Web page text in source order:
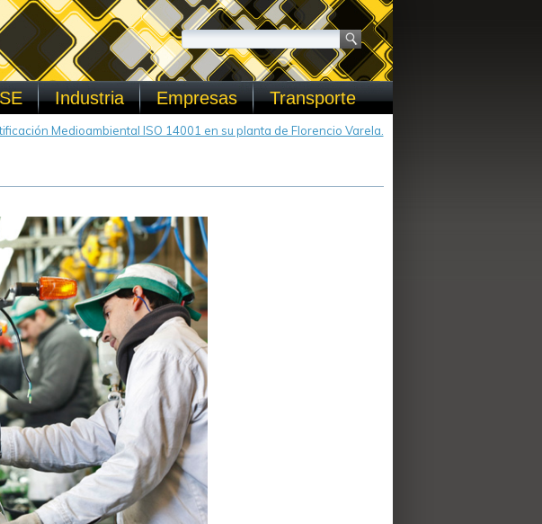
Industria Empresas Transporte
Medioambiental ISO 14001 en su planta de Florencio Varela.